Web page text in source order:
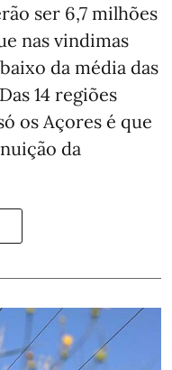
ser 6,7 milhões
nas vindimas
da média das
14 regiões
os Açores é que
da